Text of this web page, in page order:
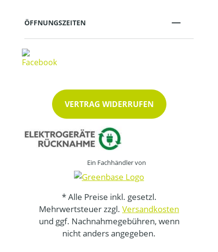
ÖFFNUNGSZEITEN
VERTRAG WIDERRUFEN
Ein Fachhändler von
* Alle Preise inkl. gesetzl.
Mehrwertsteuer zzgl. Versandkosten
und ggf. Nachnahmegebühren, wenn
nicht anders angegeben.